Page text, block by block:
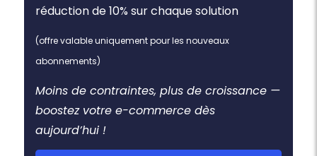
réduction de 10% sur chaque solution
(offre valable uniquement pour les nouveaux
abonnements)
Moins de contraintes, plus de croissance —
boostez votre e-commerce dès
aujourd’hui !